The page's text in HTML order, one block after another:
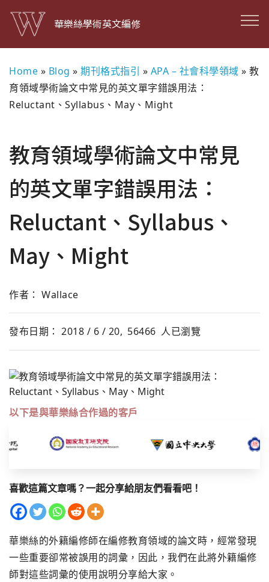
華樂絲學術英文編修
Home » Blog » 期刊格式指引 » APA – 社會科學領域 » 教
育領域學術論文中常見的英文單字錯誤用法：
Reluctant、Syllabus、May、Might
教育領域學術論文中常見
的英文單字錯誤用法：
Reluctant、Syllabus、
May、Might
作者： Wallace
發布日期： 2018 / 6 / 20, 56466 人已瀏覽
以下是與華樂絲合作過的客戶
喜歡這篇文章嗎？一起分享給朋友們看看吧！
華樂絲的外籍編修師在編修教育領域的論文時， 經常發現
一些重要卻常被誤用的詞彙，因此， 我們在此將外籍編修
師對這些詞彙的使用說明分享給大家。